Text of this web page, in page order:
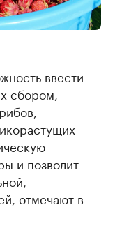
ввести
сбором,
и позволит
отмечают в